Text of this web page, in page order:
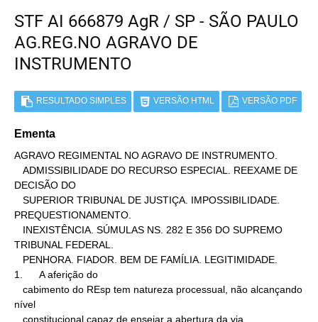
STF AI 666879 AgR / SP - SÃO PAULO
AG.REG.NO AGRAVO DE
INSTRUMENTO
RESULTADO SIMPLES VERSÃO HTML VERSÃO PDF
Ementa
AGRAVO REGIMENTAL NO AGRAVO DE INSTRUMENTO.
DECISÃO DO
PREQUESTIONAMENTO.
TRIBUNAL FEDERAL.
1.      A aferição do
nível